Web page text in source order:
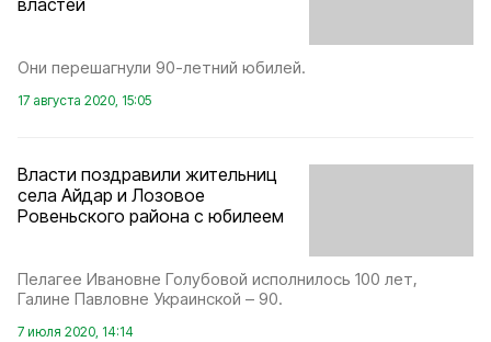
Они перешагнули 90-летний юбилей.
17 августа 2020, 15:05
Власти поздравили жительниц
села Айдар и Лозовое
Ровеньского района с юбилеем
Пелагее Ивановне Голубовой исполнилось 100 лет,
Галине Павловне Украинской – 90.
7 июля 2020, 14:14